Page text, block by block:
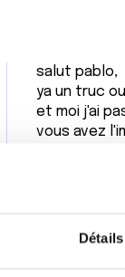
Détails
salut pablo,
ya un truc
et moi j'ai
vous avez
donc je
vous
nous avons
grondez